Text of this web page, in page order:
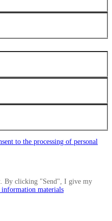
to the processing of personal
By clicking "Send", I give my
information materials